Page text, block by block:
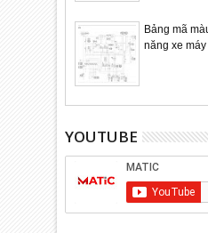
Bảng mã
năng xe
YOUTUBE